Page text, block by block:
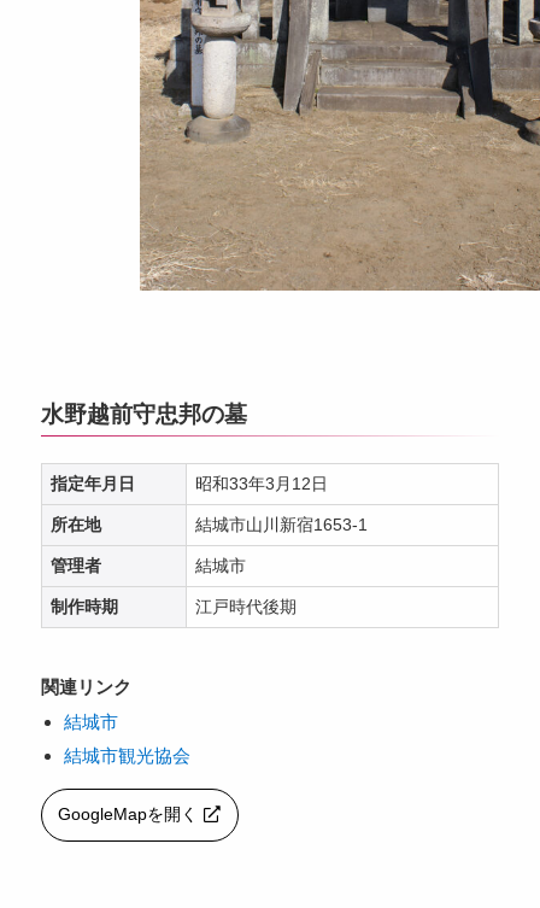
水野越前守忠邦の墓
指定年月日 昭和33年3月12日
所在地 結城市山川新宿1653-1
管理者 結城市
制作時期 江戸時代後期
関連リンク
結城市
結城市観光協会
GoogleMapを開く